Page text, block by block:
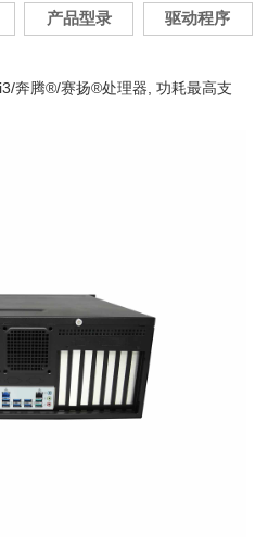
产品型录 驱动程序
奔腾®/赛扬®处理器, 功耗最高支